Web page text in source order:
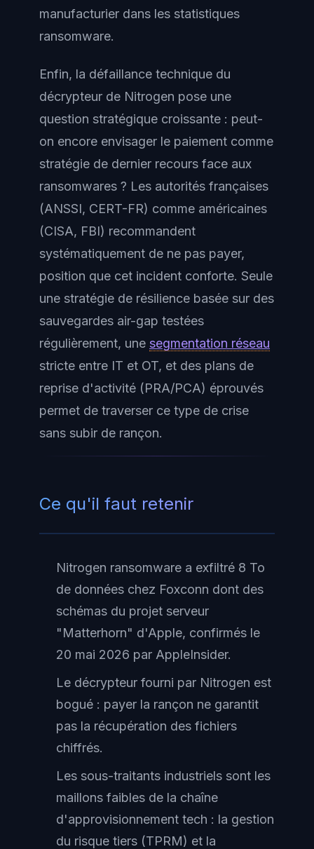
manufacturier dans les statistiques
ransomware.
Enfin, la défaillance technique du
décrypteur de Nitrogen pose une
question stratégique croissante : peut-
on encore envisager le paiement comme
stratégie de dernier recours face aux
ransomwares ? Les autorités françaises
(ANSSI, CERT-FR) comme américaines
(CISA, FBI) recommandent
systématiquement de ne pas payer,
position que cet incident conforte. Seule
une stratégie de résilience basée sur des
sauvegardes air-gap testées
régulièrement, une segmentation réseau
stricte entre IT et OT, et des plans de
reprise d'activité (PRA/PCA) éprouvés
permet de traverser ce type de crise
sans subir de rançon.
Ce qu'il faut retenir
Nitrogen ransomware a exfiltré 8 To
de données chez Foxconn dont des
schémas du projet serveur
"Matterhorn" d'Apple, confirmés le
20 mai 2026 par AppleInsider.
Le décrypteur fourni par Nitrogen est
bogué : payer la rançon ne garantit
pas la récupération des fichiers
chiffrés.
Les sous-traitants industriels sont les
maillons faibles de la chaîne
d'approvisionnement tech : la gestion
du risque tiers (TPRM) et la